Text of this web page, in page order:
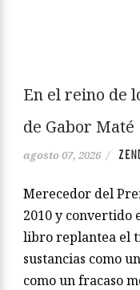
En el reino de
de Gabor Maté
agosto 07, 2026 /
Merecedor del
2010 y convertido
libro replantea el
sustancias como
como un fracaso